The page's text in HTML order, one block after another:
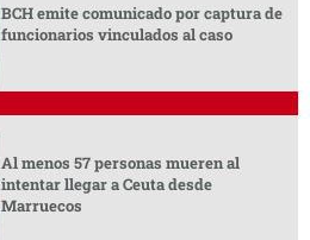
BCH emite comunicado por captura de
funcionarios vinculados al caso
Al menos 57 personas mueren al
intentar llegar a Ceuta desde
Marruecos